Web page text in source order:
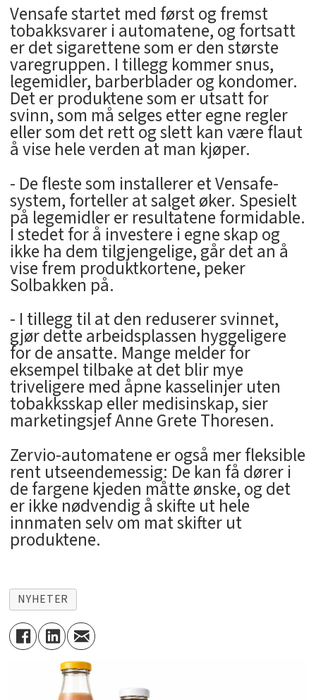
Vensafe startet med først og fremst
tobakksvarer i automatene, og fortsatt
er det sigarettene som er den største
varegruppen. I tillegg kommer snus,
legemidler, barberblader og kondomer.
Det er produktene som er utsatt for
svinn, som må selges etter egne regler
eller som det rett og slett kan være flaut
å vise hele verden at man kjøper.
- De fleste som installerer et Vensafe-
system, forteller at salget øker. Spesielt
på legemidler er resultatene formidable.
I stedet for å investere i egne skap og
ikke ha dem tilgjengelige, går det an å
vise frem produktkortene, peker
Solbakken på.
- I tillegg til at den reduserer svinnet,
gjør dette arbeidsplassen hyggeligere
for de ansatte. Mange melder for
eksempel tilbake at det blir mye
triveligere med åpne kasselinjer uten
tobakksskap eller medisinskap, sier
marketingsjef Anne Grete Thoresen.
Zervio-automatene er også mer fleksible
rent utseendemessig: De kan få dører i
de fargene kjeden måtte ønske, og det
er ikke nødvendig å skifte ut hele
innmaten selv om mat skifter ut
produktene.
NYHETER